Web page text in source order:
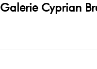
Galerie Cyprian